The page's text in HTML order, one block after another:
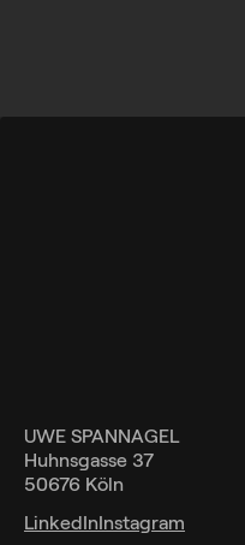
UWE SPANNAGEL
Huhnsgasse 37
50676 Köln
LinkedInInstagram